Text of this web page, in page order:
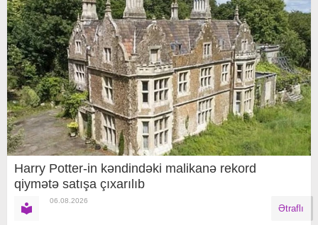
Harry Potter-in kəndindəki malikanə rekord
qiymətə satışa çıxarılıb
06.08.2026
Ətraflı